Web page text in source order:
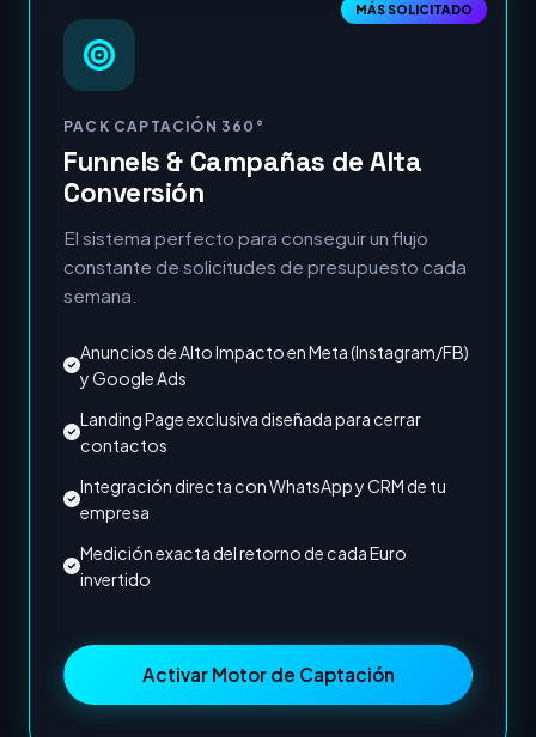
MÁS SOLICITADO
PACK CAPTACIÓN 360°
Funnels & Campañas de Alta
Conversión
El sistema perfecto para conseguir un flujo
constante de solicitudes de presupuesto cada
semana.
Anuncios de Alto Impacto en Meta (Instagram/FB)
y Google Ads
Landing Page exclusiva diseñada para cerrar
contactos
Integración directa con WhatsApp y CRM de tu
empresa
Medición exacta del retorno de cada Euro
invertido
Activar Motor de Captación